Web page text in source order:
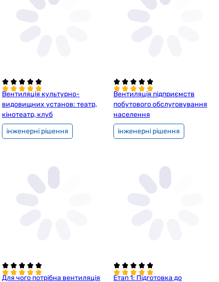
Вентиляція культурно-
видовищних установ: театр,
кінотеатр, клуб
інженерні рішення
Вентиляція підприємств
побутового обслуговування
населення
інженерні рішення
Для чого потрібна вентиляція
Етап 1: Підготовка до